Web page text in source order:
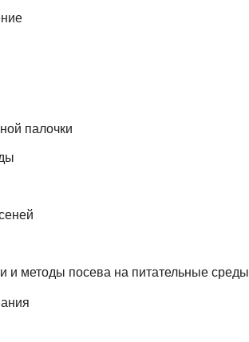
палочки
методы посева на питательные среды